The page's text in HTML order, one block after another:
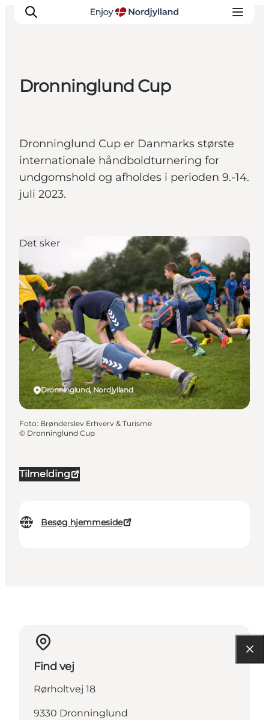
Byer og steder
Guides
Det sker
For børn
Dronninglund Cup
Dronninglund Cup er Danmarks største
internationale håndboldturnering for
undgomshold og afholdes i perioden 9.-14.
juli 2023.
Tilmelding
Besøg hjemmeside
Dronninglund, Nordjylland
Det sker
Foto: Brønderslev Erhverv & Turisme
© Dronninglund Cup
Find vej
Rørholtvej 18
9330 Dronninglund